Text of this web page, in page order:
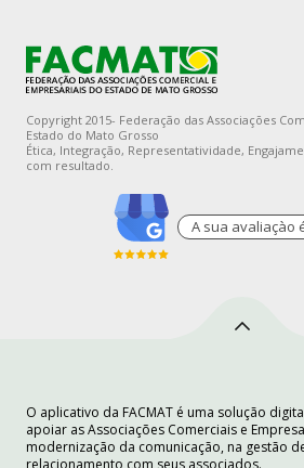
Copyright 2015- Federação das Associações
Estado do Mato Grosso
Ética, Integração, Representatividade,
com resultado.
A sua avaliaçào
O aplicativo da FACMAT é uma solução
apoiar as Associações Comerciais e
modernização da comunicação, na gestão
relacionamento com seus associados.